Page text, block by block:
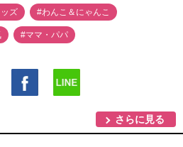
ズ #わんこ＆にゃんこ
#ママ・パパ
さらに見る